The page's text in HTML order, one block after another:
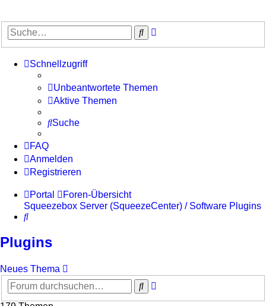
Suche
Schnellzugriff
Unbeantwortete Themen
Aktive Themen
Suche
FAQ
Anmelden
Registrieren
Portal
Foren-Übersicht
Squeezebox Server (SqueezeCenter) / Software Plugins
Suche
Plugins
Neues Thema
Suche